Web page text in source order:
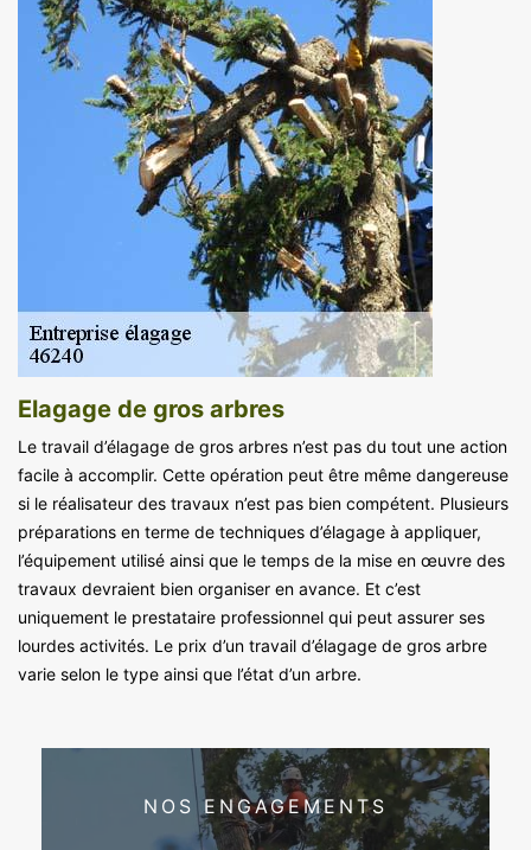
Elagage de gros arbres
Le travail d’élagage de gros arbres n’est pas du tout une action
facile à accomplir. Cette opération peut être même dangereuse
si le réalisateur des travaux n’est pas bien compétent. Plusieurs
préparations en terme de techniques d’élagage à appliquer,
l’équipement utilisé ainsi que le temps de la mise en œuvre des
travaux devraient bien organiser en avance. Et c’est
uniquement le prestataire professionnel qui peut assurer ses
lourdes activités. Le prix d’un travail d’élagage de gros arbre
varie selon le type ainsi que l’état d’un arbre.
NOS ENGAGEMENTS